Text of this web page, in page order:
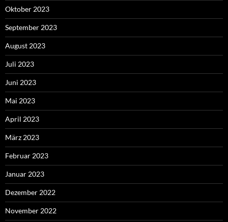
Oktober 2023
September 2023
August 2023
Juli 2023
Juni 2023
Mai 2023
April 2023
März 2023
Februar 2023
Januar 2023
Dezember 2022
November 2022